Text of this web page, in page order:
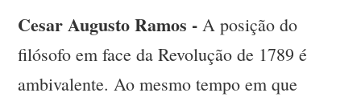
Cesar Augusto Ramos - A posição do
filósofo em face da Revolução de 1789 é
ambivalente. Ao mesmo tempo em que